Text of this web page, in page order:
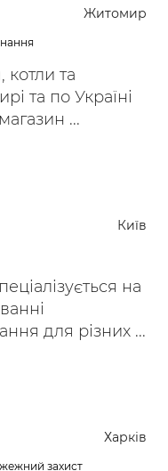
Житомир
та
та по Україні
...
Київ
на
для різних ...
Харків
захист